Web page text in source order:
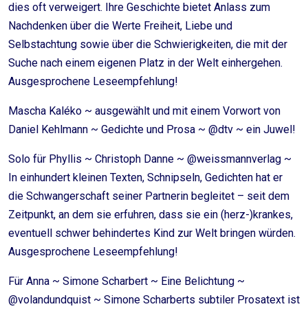
dies oft verweigert. Ihre Geschichte bietet Anlass zum
Nachdenken über die Werte Freiheit, Liebe und
Selbstachtung sowie über die Schwierigkeiten, die mit der
Suche nach einem eigenen Platz in der Welt einhergehen.
Ausgesprochene Leseempfehlung!
Mascha Kaléko ~ ausgewählt und mit einem Vorwort von
Daniel Kehlmann ~ Gedichte und Prosa ~ @dtv ~ ein Juwel!
Solo für Phyllis ~ Christoph Danne ~ @weissmannverlag ~
In einhundert kleinen Texten, Schnipseln, Gedichten hat er
die Schwangerschaft seiner Partnerin begleitet – seit dem
Zeitpunkt, an dem sie erfuhren, dass sie ein (herz-)krankes,
eventuell schwer behindertes Kind zur Welt bringen würden.
Ausgesprochene Leseempfehlung!
Für Anna ~ Simone Scharbert ~ Eine Belichtung ~
@volandundquist ~ Simone Scharberts subtiler Prosatext ist